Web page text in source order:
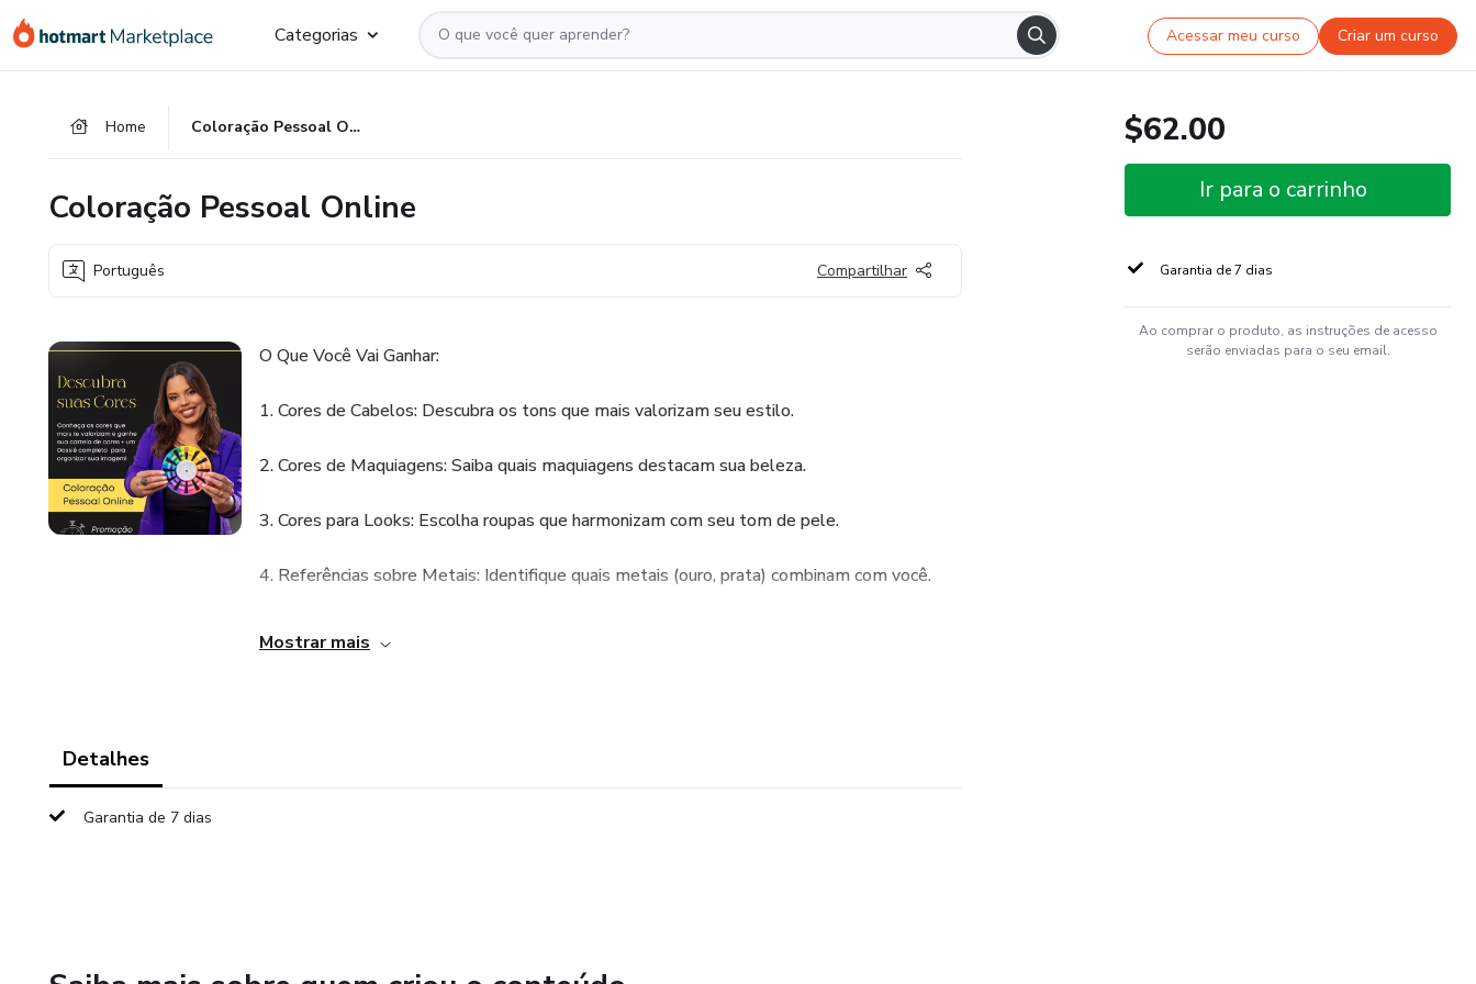
para
para
para
Categorias Acessar meu curso Criar um curso
Home Coloração Pessoal Online
Coloração Pessoal Online
Português Compartilhar
O Que Você Vai Ganhar:
1. Cores de Cabelos: Descubra os tons que mais valorizam seu estilo.
2. Cores de Maquiagens: Saiba quais maquiagens destacam sua beleza.
3. Cores para Looks: Escolha roupas que harmonizam com seu tom de pele.
4. Referências sobre Metais: Identifique quais metais (ouro, prata) combinam com você.
5. Cores nas Unhas: Encontre os esmaltes que complementam seu visual.
8. Cartela Digital: Tenha sempre à mão um guia com suas cores ideais.
Mostrar mais
Detalhes
Garantia de 7 dias
$62.00
Ir para o carrinho
Garantia de 7 dias
Ao comprar o produto, as instruções de acesso
serão enviadas para o seu email.